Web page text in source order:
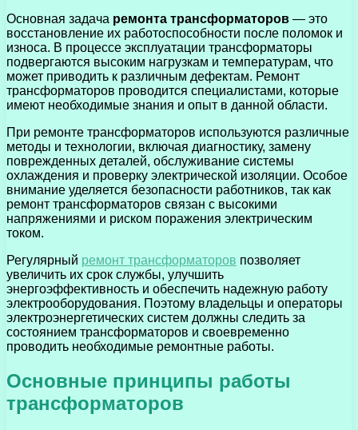
Основная задача ремонта трансформаторов — это
восстановление их работоспособности после поломок и
износа. В процессе эксплуатации трансформаторы
подвергаются высоким нагрузкам и температурам, что
может приводить к различным дефектам. Ремонт
трансформаторов проводится специалистами, которые
имеют необходимые знания и опыт в данной области.
При ремонте трансформаторов используются различные
методы и технологии, включая диагностику, замену
поврежденных деталей, обслуживание системы
охлаждения и проверку электрической изоляции. Особое
внимание уделяется безопасности работников, так как
ремонт трансформаторов связан с высокими
напряжениями и риском поражения электрическим
током.
Регулярный ремонт трансформаторов позволяет
увеличить их срок службы, улучшить
энергоэффективность и обеспечить надежную работу
электрооборудования. Поэтому владельцы и операторы
электроэнергетических систем должны следить за
состоянием трансформаторов и своевременно
проводить необходимые ремонтные работы.
Основные принципы работы
трансформаторов